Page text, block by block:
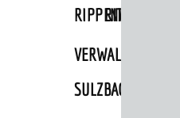
RIPPENWEIER
SULZBACH